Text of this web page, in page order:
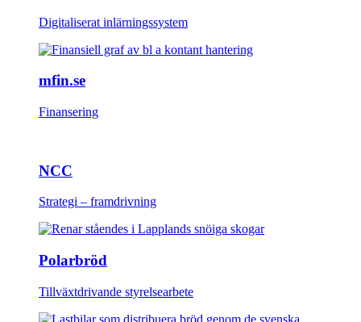
Digitaliserat inlärningssystem
mfin.se
Finansering
NCC
Strategi – framdrivning
Polarbröd
Tillväxtdrivande styrelsearbete